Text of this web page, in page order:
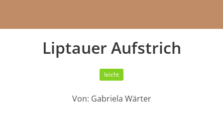
Liptauer Aufstrich
leicht
Von: Gabriela Wärter